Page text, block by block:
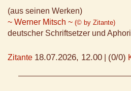
(aus seinen Werken)
~ Werner Mitsch ~ (© by Zitante)
deutscher Schriftsetzer und
Zitante 18.07.2026, 12.00 (0/0)